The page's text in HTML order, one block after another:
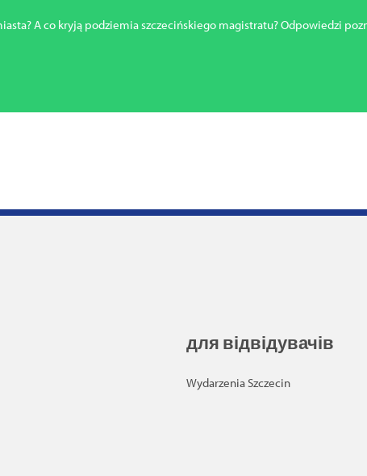
A co kryją podziemia szczecińskiego magistratu? Odpowiedzi
для відвідувачів
Wydarzenia Szczecin